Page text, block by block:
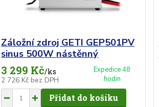
Záložní zdroj GETI GEP501PV
sinus 500W nástěnný
3 299 Kč/ks
2 726 Kč bez DPH
Expedice 48
hodin
Přidat do košíku